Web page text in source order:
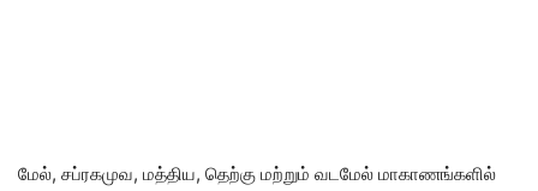
மேல், சப்ரகமுவ, மத்திய, தெற்கு மற்றும் வடமேல் மாகாணங்களில்